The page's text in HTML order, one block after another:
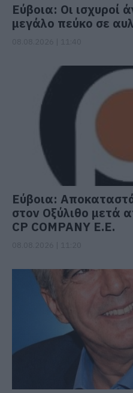
Εύβοια: Οι ισχυροί
μεγάλο πεύκο σε
Εύβοια:
στον Οξύλιθο μετά
CP COMPANY Ε.Ε.